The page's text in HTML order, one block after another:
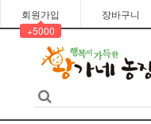
회원가입
+5000
장바구니